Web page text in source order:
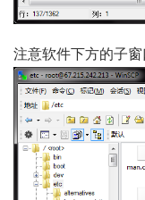
注意软件下方的子窗